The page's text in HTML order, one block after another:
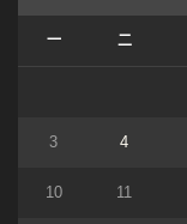
一 二
3 4
10 11